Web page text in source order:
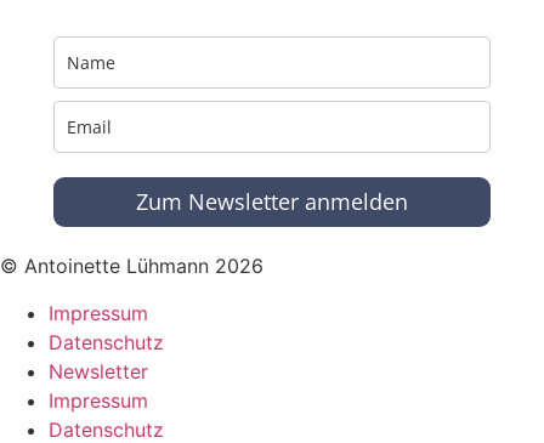
Zum Newsletter anmelden
© Antoinette Lühmann 2026
Impressum
Datenschutz
Newsletter
Impressum
Datenschutz